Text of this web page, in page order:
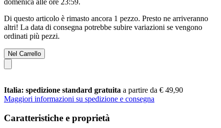
Di questo articolo è rimasto ancora 1 pezzo. Presto ne arriveranno
altri! La data di consegna potrebbe subire variazioni se vengono
ordinati più pezzi.
Nel Carrello
Italia: spedizione standard gratuita a partire da € 49,90
Maggiori informazioni su spedizione e consegna
Caratteristiche e proprietà